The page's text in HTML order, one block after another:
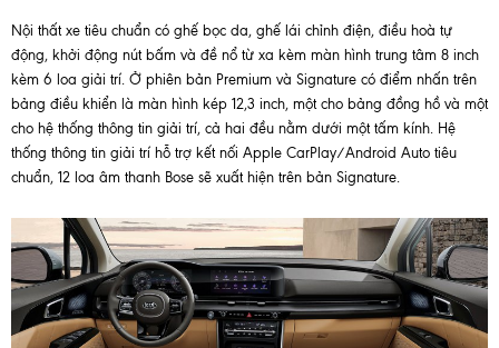
Nội thất xe tiêu chuẩn có ghế bọc da, ghế lái chỉnh điện, điều hoà tự
động, khởi động nút bấm và đề nổ từ xa kèm màn hình trung tâm 8 inch
kèm 6 loa giải trí. Ở phiên bản Premium và Signature có điểm nhấn trên
bảng điều khiển là màn hình kép 12,3 inch, một cho bảng đồng hồ và một
cho hệ thống thông tin giải trí, cả hai đều nằm dưới một tấm kính. Hệ
thống thông tin giải trí hỗ trợ kết nối Apple CarPlay/Android Auto tiêu
chuẩn, 12 loa âm thanh Bose sẽ xuất hiện trên bản Signature.